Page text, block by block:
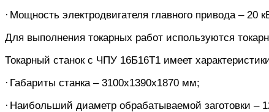
· Мощность электродвигателя главного привода – 20
Для выполнения токарных работ используются
Токарный станок с ЧПУ 16Б16Т1 имеет
· Габариты станка – 3100х1390х1870 мм;
· Наибольший диаметр обрабатываемой заготовки –